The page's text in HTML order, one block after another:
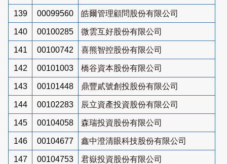
139 00099560 皓爾管理顧問股份有限公司
140 00100285 微雲互好股份有限公司
141 00100742 喜熊智控股份有限公司
142 00101003 橋谷資本股份有限公司
143 00101448 鼎豐貳號創投股份有限公司
144 00102283 辰立資產投資股份有限公司
145 00104058 森瑞投資股份有限公司
146 00104677 鑫中澄清眼科技股份有限公司
147 00104753 君嶽投資股份有限公司